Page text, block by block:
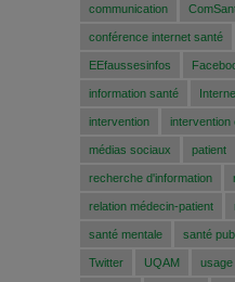
communication
conférence internet santé
EEfaussesinfos
information santé
intervention intervention
médias sociaux patient
recherche d'information
relation médecin-patient
santé mentale santé
Twitter UQAM usage